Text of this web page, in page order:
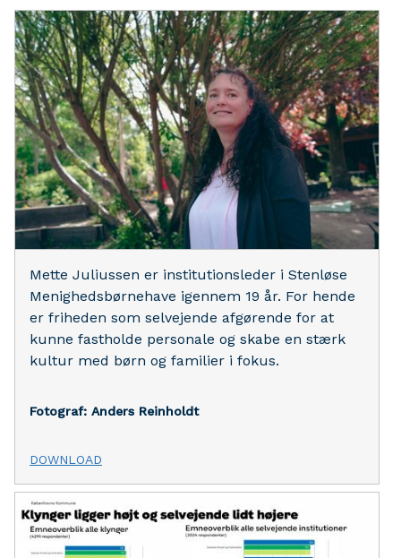
Mette Juliussen er institutionsleder i Stenløse
Menighedsbørnehave igennem 19 år. For hende
er friheden som selvejende afgørende for at
kunne fastholde personale og skabe en stærk
kultur med børn og familier i fokus.
Fotograf: Anders Reinholdt
DOWNLOAD